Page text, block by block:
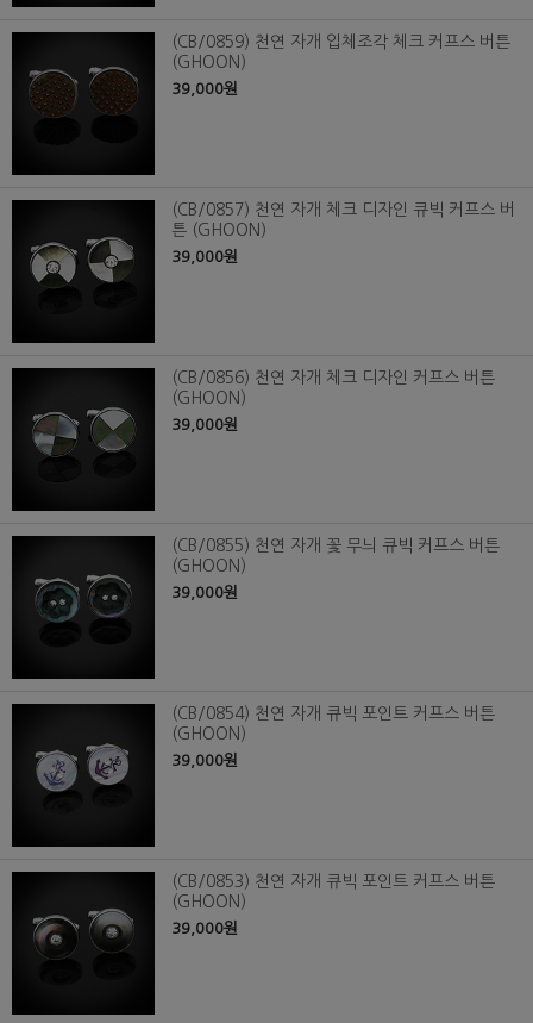
(CB/0859) 천연 자개 입체조각 체크 커프스 버튼
(GHOON)
39,000원
(CB/0857) 천연 자개 체크 디자인 큐빅 커프스 버
튼 (GHOON)
39,000원
(CB/0856) 천연 자개 체크 디자인 커프스 버튼
(GHOON)
39,000원
(CB/0855) 천연 자개 꽃 무늬 큐빅 커프스 버튼
(GHOON)
39,000원
(CB/0854) 천연 자개 큐빅 포인트 커프스 버튼
(GHOON)
39,000원
(CB/0853) 천연 자개 큐빅 포인트 커프스 버튼
(GHOON)
39,000원